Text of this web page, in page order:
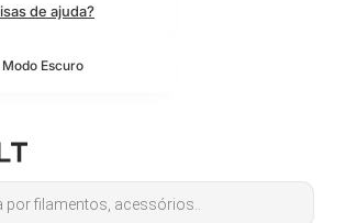
de ajuda?
Escuro